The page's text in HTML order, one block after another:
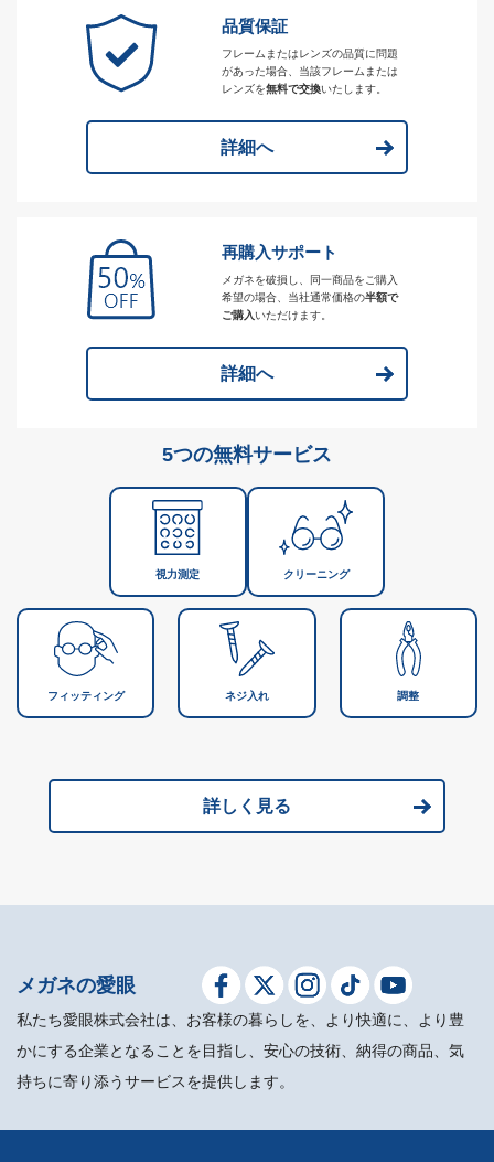
品質保証
フレームまたはレンズの品質に問題
があった場合、当該フレームまたは
レンズを無料で交換いたします。
詳細へ
再購入サポート
メガネを破損し、同一商品をご購入
希望の場合、当社通常価格の半額で
ご購入いただけます。
詳細へ
5つの無料サービス
視力測定 クリーニング
フィッティング ネジ入れ 調整
詳しく見る
メガネの愛眼
私たち愛眼株式会社は、お客様の暮らしを、より快適に、より豊
かにする企業となることを目指し、安心の技術、納得の商品、気
持ちに寄り添うサービスを提供します。